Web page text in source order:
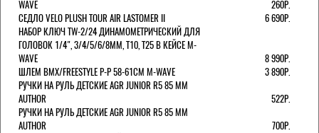
WAVE
260Р.
СЕДЛО VELO PLUSH TOUR AIR LASTOMER II
6 690Р.
НАБОР КЛЮЧ TW-2/24 ДИНАМОМЕТРИЧЕСКИЙ ДЛЯ
ГОЛОВОК 1/4", 3/4/5/6/8ММ, T10, T25 В КЕЙСЕ M-
WAVE
8 990Р.
ШЛЕМ ВМХ/FREESTYLE Р-Р 58-61СМ M-WAVE
3 890Р.
РУЧКИ НА РУЛЬ ДЕТСКИЕ AGR JUNIOR R5 85 ММ
AUTHOR
522Р.
РУЧКИ НА РУЛЬ ДЕТСКИЕ AGR JUNIOR R5 85 ММ
AUTHOR
700Р.